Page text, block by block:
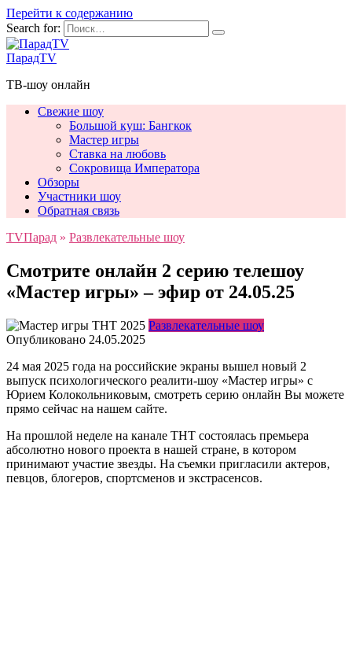
Перейти к содержанию
Search for:
ПарадTV
ТВ-шоу онлайн
Свежие шоу
Большой куш: Бангкок
Мастер игры
Ставка на любовь
Сокровища Императора
Обзоры
Участники шоу
Обратная связь
TVПарад » Развлекательные шоу
Смотрите онлайн 2 серию телешоу
«Мастер игры» – эфир от 24.05.25
Развлекательные шоу
Опубликовано 24.05.2025
24 мая 2025 года на российские экраны вышел новый 2
выпуск психологического реалити-шоу «Мастер игры» с
Юрием Колокольниковым, смотреть серию онлайн Вы можете
прямо сейчас на нашем сайте.
На прошлой неделе на канале ТНТ состоялась премьера
абсолютно нового проекта в нашей стране, в котором
принимают участие звезды. На съемки пригласили актеров,
певцов, блогеров, спортсменов и экстрасенсов.